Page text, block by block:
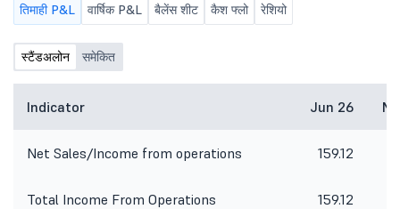
तिमाही P&L वार्षिक P&L बैलेंस शीट कैश फ्लो रेशियो
स्टैंडअलोन समेकित
Indicator Jun 26
Net Sales/Income from operations 159.12
Total Income From Operations 159.12